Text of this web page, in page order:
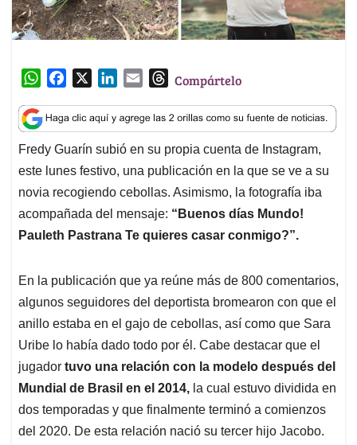
W
a
t
s
A
p
p
c
e
b
o
o
k
n
k
e
d
I
n
a
i
l
T
r
e
a
d
s
Compártelo
Fredy Guarín subió en su propia cuenta de Instagram,
este lunes festivo, una publicación en la que se ve a su
novia recogiendo cebollas. Asimismo, la fotografía iba
acompañada del mensaje: “Buenos días Mundo!
Pauleth Pastrana Te quieres casar conmigo?”.
En la publicación que ya reúne más de 800 comentarios,
algunos seguidores del deportista bromearon con que el
anillo estaba en el gajo de cebollas, así como que Sara
Uribe lo había dado todo por él. Cabe destacar que el
jugador tuvo una relación con la modelo después del
Mundial de Brasil en el 2014, la cual estuvo dividida en
dos temporadas y que finalmente terminó a comienzos
del 2020. De esta relación nació su tercer hijo Jacobo.